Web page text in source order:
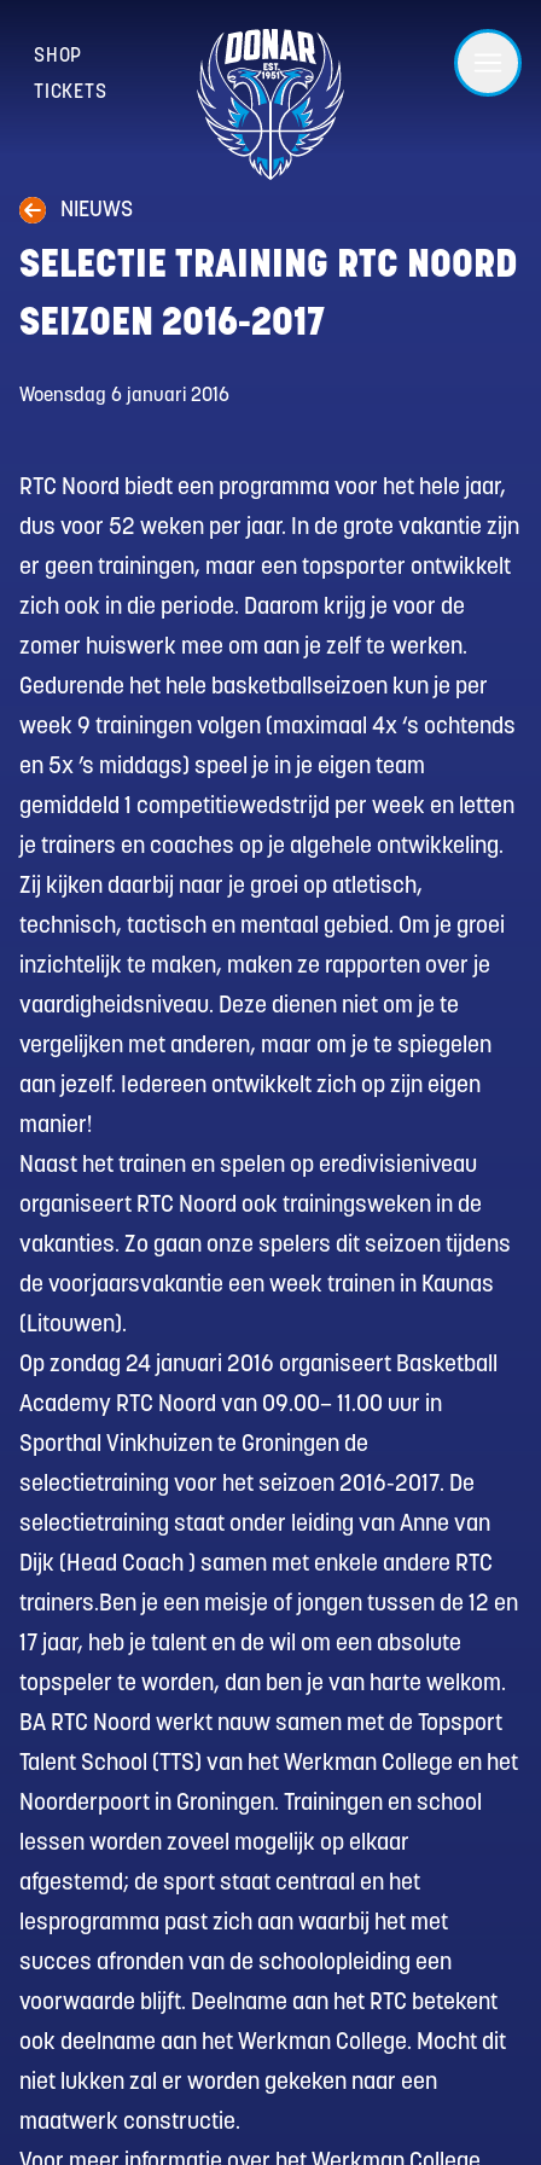
SHOP
TICKETS
NIEUWS
SELECTIE TRAINING RTC NOORD
SEIZOEN 2016-2017
Woensdag 6 januari 2016
RTC Noord biedt een programma voor het hele jaar,
dus voor 52 weken per jaar. In de grote vakantie zijn
er geen trainingen, maar een topsporter ontwikkelt
zich ook in die periode. Daarom krijg je voor de
zomer huiswerk mee om aan je zelf te werken.
Gedurende het hele basketballseizoen kun je per
week 9 trainingen volgen (maximaal 4x ‘s ochtends
en 5x ’s middags) speel je in je eigen team
gemiddeld 1 competitiewedstrijd per week en letten
je trainers en coaches op je algehele ontwikkeling.
Zij kijken daarbij naar je groei op atletisch,
technisch, tactisch en mentaal gebied. Om je groei
inzichtelijk te maken, maken ze rapporten over je
vaardigheidsniveau. Deze dienen niet om je te
vergelijken met anderen, maar om je te spiegelen
aan jezelf. Iedereen ontwikkelt zich op zijn eigen
manier!
Naast het trainen en spelen op eredivisieniveau
organiseert RTC Noord ook trainingsweken in de
vakanties. Zo gaan onze spelers dit seizoen tijdens
de voorjaarsvakantie een week trainen in Kaunas
(Litouwen).
Op zondag 24 januari 2016 organiseert Basketball
Academy RTC Noord van 09.00– 11.00 uur in
Sporthal Vinkhuizen te Groningen de
selectietraining voor het seizoen 2016-2017. De
selectietraining staat onder leiding van Anne van
Dijk (Head Coach ) samen met enkele andere RTC
trainers.Ben je een meisje of jongen tussen de 12 en
17 jaar, heb je talent en de wil om een absolute
topspeler te worden, dan ben je van harte welkom.
BA RTC Noord werkt nauw samen met de Topsport
Talent School (TTS) van het Werkman College en het
Noorderpoort in Groningen. Trainingen en school
lessen worden zoveel mogelijk op elkaar
afgestemd; de sport staat centraal en het
lesprogramma past zich aan waarbij het met
succes afronden van de schoolopleiding een
voorwaarde blijft. Deelname aan het RTC betekent
ook deelname aan het Werkman College. Mocht dit
niet lukken zal er worden gekeken naar een
maatwerk constructie.